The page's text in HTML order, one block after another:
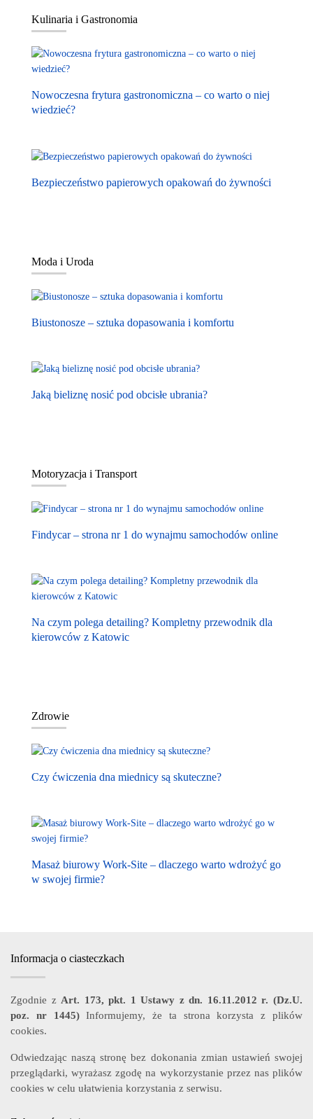
Kulinaria i Gastronomia
Nowoczesna frytura gastronomiczna – co warto o niej
wiedzieć?
Bezpieczeństwo papierowych opakowań do żywności
Moda i Uroda
Biustonosze – sztuka dopasowania i komfortu
Jaką bieliznę nosić pod obcisłe ubrania?
Motoryzacja i Transport
Findycar – strona nr 1 do wynajmu samochodów online
Na czym polega detailing? Kompletny przewodnik dla
kierowców z Katowic
Zdrowie
Czy ćwiczenia dna miednicy są skuteczne?
Masaż biurowy Work-Site – dlaczego warto wdrożyć go
w swojej firmie?
Informacja o ciasteczkach
Zgodnie z Art. 173, pkt. 1 Ustawy z dn. 16.11.2012 r. (Dz.U.
poz. nr 1445)Informujemy, że ta strona korzysta z plików
cookies.
Odwiedzając naszą stronę bez dokonania zmian ustawień swojej
przeglądarki, wyrażasz zgodę na wykorzystanie przez nas plików
cookies w celu ułatwienia korzystania z serwisu.